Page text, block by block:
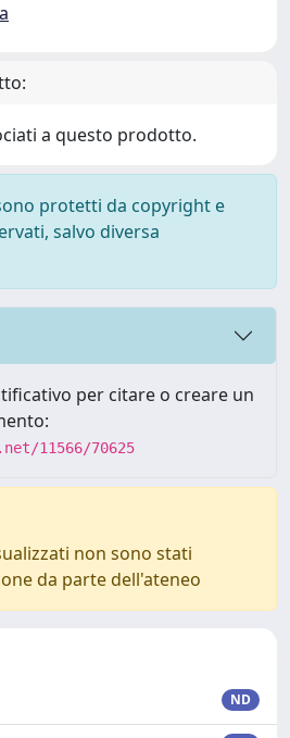
a questo prodotto.
protetti da copyright e
salvo diversa
per citare o creare un
11566/70625
non sono stati
da parte dell'ateneo
ND